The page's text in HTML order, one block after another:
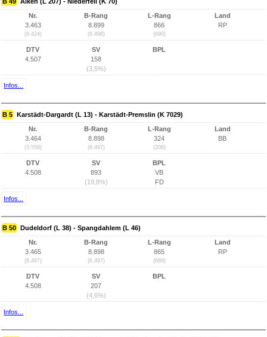
Nr.
3.463
(6.424)
B-Rang
8.899
(6.498)
L-Rang
866
(690)
Land
RP
DTV
4.507
SV
158
(3,5%)
BPL
Infos...
B 5 Karstädt-Dargardt (L 13) - Karstädt-Premslin (K 7029)
Nr.
3.464
(3.558)
B-Rang
8.898
(6.497)
L-Rang
324
(208)
Land
BB
DTV
4.508
SV
893
(19,8%)
BPL
VB
FD
Infos...
B 50 Dudeldorf (L 38) - Spangdahlem (L 46)
Nr.
3.465
(6.487)
B-Rang
8.898
(6.497)
L-Rang
865
(689)
Land
RP
DTV
4.508
SV
207
(4,6%)
BPL
Infos...